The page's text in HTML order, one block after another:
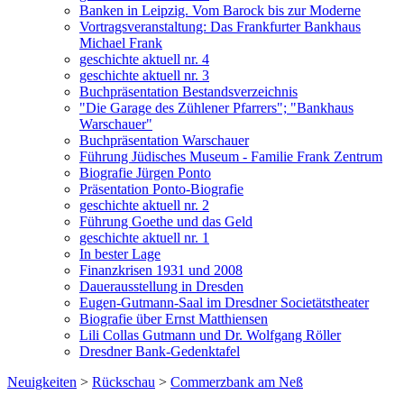
Banken in Leipzig. Vom Barock bis zur Moderne
Vortragsveranstaltung: Das Frankfurter Bankhaus
Michael Frank
geschichte aktuell nr. 4
geschichte aktuell nr. 3
Buchpräsentation Bestandsverzeichnis
"Die Garage des Zühlener Pfarrers"; "Bankhaus
Warschauer"
Buchpräsentation Warschauer
Führung Jüdisches Museum - Familie Frank Zentrum
Biografie Jürgen Ponto
Präsentation Ponto-Biografie
geschichte aktuell nr. 2
Führung Goethe und das Geld
geschichte aktuell nr. 1
In bester Lage
Finanzkrisen 1931 und 2008
Dauerausstellung in Dresden
Eugen-Gutmann-Saal im Dresdner Societätstheater
Biografie über Ernst Matthiensen
Lili Collas Gutmann und Dr. Wolfgang Röller
Dresdner Bank-Gedenktafel
Neuigkeiten > Rückschau > Commerzbank am Neß